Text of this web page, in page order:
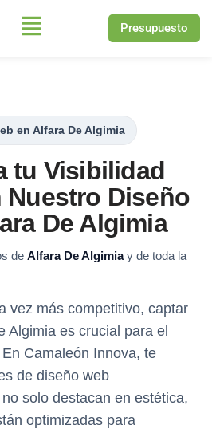
Presupuesto
en Alfara De Algimia
tu Visibilidad
Diseño
De Algimia
de Alfara De Algimiay de toda la
vez más competitivo, captar
Algimia es crucial para el
Camaleón Innova, te
de diseño web
solo destacan en estética,
optimizadas para